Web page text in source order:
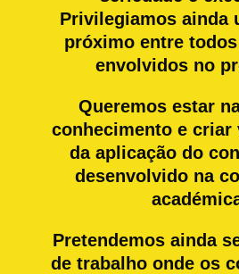
Privilegiamos ainda
próximo entre
envolvidos no
Queremos estar
conhecimento e criar
da aplicação do
desenvolvido na
Pretendemos ainda
de trabalho onde os